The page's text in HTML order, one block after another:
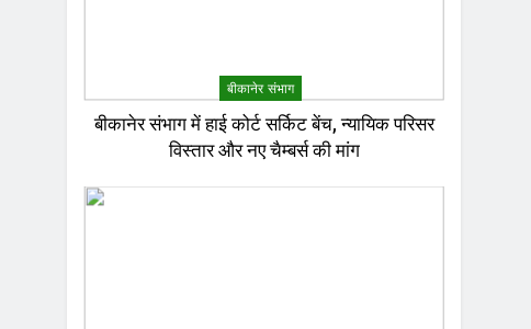
बीकानेर संभाग
बीकानेर संभाग में हाई कोर्ट सर्किट बेंच, न्यायिक परिसर
विस्तार और नए चैम्बर्स की मांग